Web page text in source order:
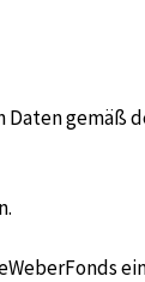
Daten gemäß